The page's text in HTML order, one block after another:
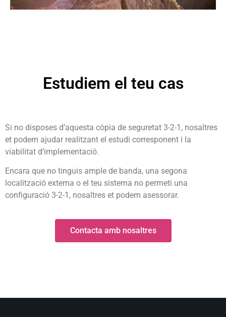
Estudiem el teu cas
Si no disposes d’aquesta còpia de seguretat 3-2-1, nosaltres
et podem ajudar realitzant el estudi corresponent i la
viabilitat d’implementació.
Encara que no tinguis ample de banda, una segona
localització externa o el teu sistema no permeti una
configuració 3-2-1, nosaltres et podem asessorar.
Contacta amb nosaltres